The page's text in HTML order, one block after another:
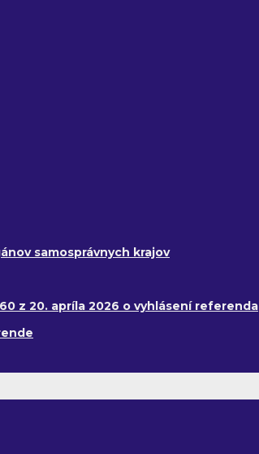
samosprávnych krajov
z 20. apríla 2026 o vyhlásení referenda